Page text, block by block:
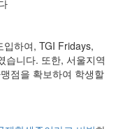
하여, TGI Fridays,
습니다. 또한, 서울지역
점을 확보하여 학생할